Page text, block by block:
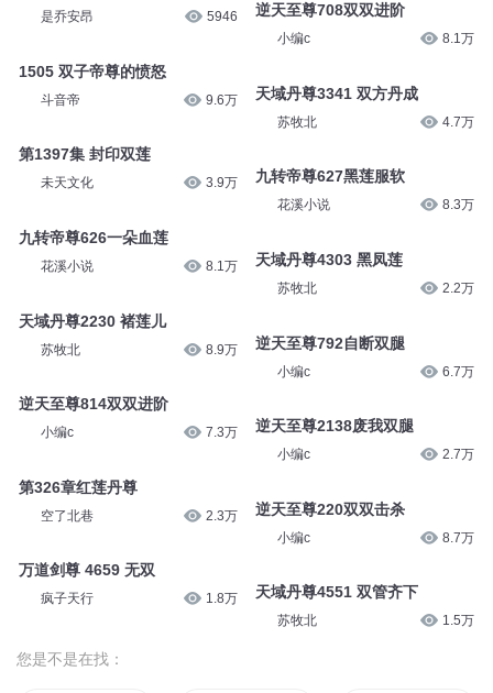
是乔安昂 5946
1505 双子帝尊的愤怒
斗音帝 9.6万
第1397集 封印双莲
未天文化 3.9万
九转帝尊626一朵血莲
花溪小说 8.1万
天域丹尊2230 褚莲儿
苏牧北 8.9万
逆天至尊814双双进阶
小编c 7.3万
第326章红莲丹尊
空了北巷 2.3万
万道剑尊 4659 无双
疯子天行 1.8万
逆天至尊708双双进阶
小编c 8.1万
天域丹尊3341 双方丹成
苏牧北 4.7万
九转帝尊627黑莲服软
花溪小说 8.3万
天域丹尊4303 黑凤莲
苏牧北 2.2万
逆天至尊792自断双腿
小编c 6.7万
逆天至尊2138废我双腿
小编c 2.7万
逆天至尊220双双击杀
小编c 8.7万
天域丹尊4551 双管齐下
苏牧北 1.5万
您是不是在找：